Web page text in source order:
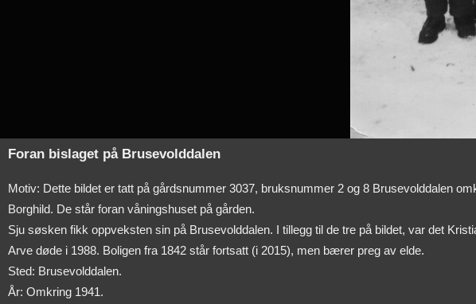
Foran bislaget på Brusevolddalen
Motiv: Dette bildet er tatt på gårdsnummer 3037, bruksnummer 2 og 8 Brusevolddalen
Borghild. De står foran våningshuset på gården.
Sju søsken fikk oppveksten sin på Brusevolddalen. I tillegg til de tre på bildet, var det
Arve døde i 1988. Boligen fra 1842 står fortsatt (i 2015), men bærer preg av elde.
Sted: Brusevolddalen.
År: Omkring 1941.